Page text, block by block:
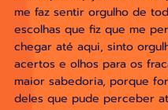
me faz sentir orgulho de
escolhas que fiz que me
chegar até aqui, sinto
acertos e olhos para os
maior sabedoria, porque
deles que pude perceber